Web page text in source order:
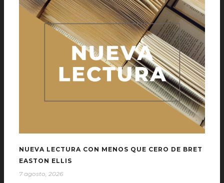
NUEVA LECTURA CON MENOS QUE CERO DE BRET
EASTON ELLIS
7 agosto, 2026